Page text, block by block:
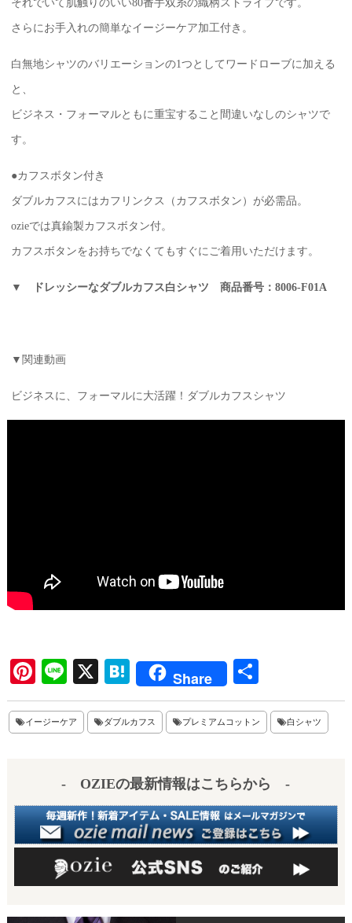
それでいて肌触りのいい80番手双糸の織柄ストライプです。
さらにお手入れの簡単なイージーケア加工付き。
白無地シャツのバリエーションの1つとしてワードローブに加える
と、
ビジネス・フォーマルともに重宝すること間違いなしのシャツで
す。
●カフスボタン付き
ダブルカフスにはカフリンクス（カフスボタン）が必需品。
ozieでは真鍮製カフスボタン付。
カフスボタンをお持ちでなくてもすぐにご着用いただけます。
▼ ドレッシーなダブルカフス白シャツ 商品番号：8006-F01A
▼関連動画
ビジネスに、フォーマルに大活躍！ダブルカフスシャツ
Pi
nt
er
Li
ne
X
H
at
en
Share
有
イージーケア ダブルカフス プレミアムコットン 白シャツ
- OZIEの最新情報はこちらから -